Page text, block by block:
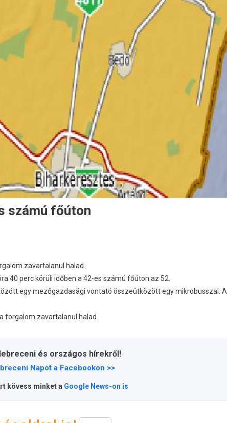
számú főúton
zavartalanul halad.
40 perc körüli időben a 42-es számú főúton az 52.
egy mezőgazdasági vontató összeütközött egy mikrobusszal. A
forgalom zavartalanul halad.
és országos hírekről!
Napot a Facebookon >>
kövess minket a Google News-on is